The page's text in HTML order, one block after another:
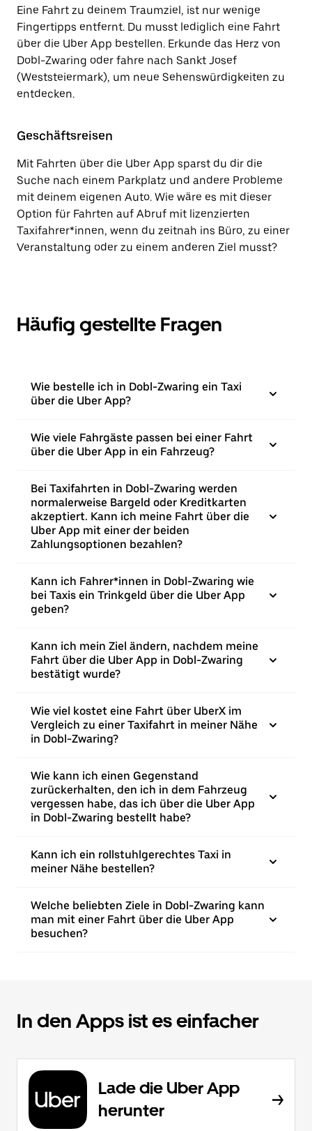
Eine Fahrt zu deinem Traumziel, ist nur wenige
Fingertipps entfernt. Du musst lediglich eine Fahrt
über die Uber App bestellen. Erkunde das Herz von
Dobl-Zwaring oder fahre nach Sankt Josef
(Weststeiermark), um neue Sehenswürdigkeiten zu
entdecken.
Geschäftsreisen
Mit Fahrten über die Uber App sparst du dir die
Suche nach einem Parkplatz und andere Probleme
mit deinem eigenen Auto. Wie wäre es mit dieser
Option für Fahrten auf Abruf mit lizenzierten
Taxifahrer*innen, wenn du zeitnah ins Büro, zu einer
Veranstaltung oder zu einem anderen Ziel musst?
Häufig gestellte Fragen
Wie bestelle ich in Dobl-Zwaring ein Taxi
über die Uber App?
Wie viele Fahrgäste passen bei einer Fahrt
über die Uber App in ein Fahrzeug?
Bei Taxifahrten in Dobl-Zwaring werden
normalerweise Bargeld oder Kreditkarten
akzeptiert. Kann ich meine Fahrt über die
Uber App mit einer der beiden
Zahlungsoptionen bezahlen?
Kann ich Fahrer*innen in Dobl-Zwaring wie
bei Taxis ein Trinkgeld über die Uber App
geben?
Kann ich mein Ziel ändern, nachdem meine
Fahrt über die Uber App in Dobl-Zwaring
bestätigt wurde?
Wie viel kostet eine Fahrt über UberX im
Vergleich zu einer Taxifahrt in meiner Nähe
in Dobl-Zwaring?
Wie kann ich einen Gegenstand
zurückerhalten, den ich in dem Fahrzeug
vergessen habe, das ich über die Uber App
in Dobl-Zwaring bestellt habe?
Kann ich ein rollstuhlgerechtes Taxi in
meiner Nähe bestellen?
Welche beliebten Ziele in Dobl-Zwaring kann
man mit einer Fahrt über die Uber App
besuchen?
In den Apps ist es einfacher
Lade die Uber App
herunter